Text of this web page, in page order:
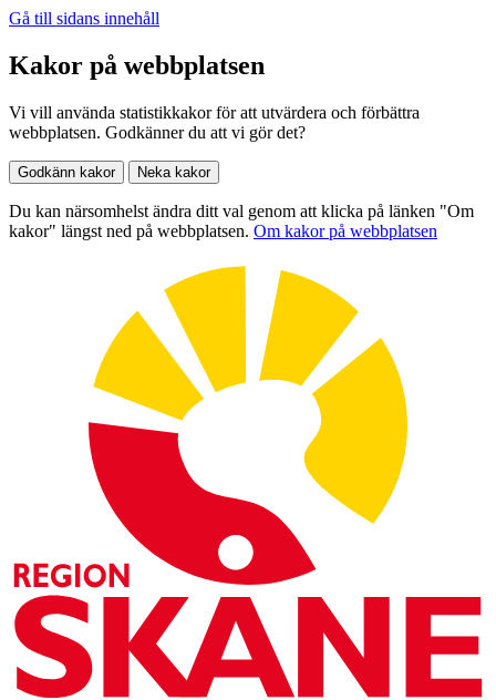
Gå till sidans innehåll
Kakor på webbplatsen
Vi vill använda statistikkakor för att utvärdera och förbättra
webbplatsen. Godkänner du att vi gör det?
Godkänn kakor Neka kakor
Du kan närsomhelst ändra ditt val genom att klicka på länken "Om
kakor" längst ned på webbplatsen. Om kakor på webbplatsen